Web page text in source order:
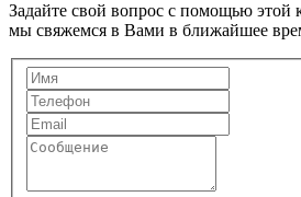
Задайте свой вопрос с помощью этой
мы свяжемся в Вами в ближайшее